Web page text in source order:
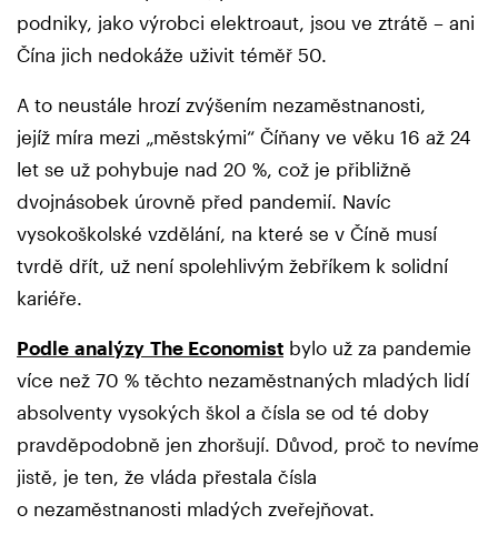
podniky, jako výrobci elektroaut, jsou ve ztrátě – ani
Čína jich nedokáže uživit téměř 50.
A to neustále hrozí zvýšením nezaměstnanosti,
jejíž míra mezi „městskými“ Číňany ve věku 16 až 24
let se už pohybuje nad 20 %, což je přibližně
dvojnásobek úrovně před pandemií. Navíc
vysokoškolské vzdělání, na které se v Číně musí
tvrdě dřít, už není spolehlivým žebříkem k solidní
kariéře.
Podle analýzy The Economist bylo už za pandemie
více než 70 % těchto nezaměstnaných mladých lidí
absolventy vysokých škol a čísla se od té doby
pravděpodobně jen zhoršují. Důvod, proč to nevíme
jistě, je ten, že vláda přestala čísla
o nezaměstnanosti mladých zveřejňovat.